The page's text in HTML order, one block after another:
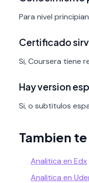
Para nivel
Certificado
Si, Coursera tiene
Hay version
Si, o subtitulos
Tambien
Analitica en Edx
Analitica en